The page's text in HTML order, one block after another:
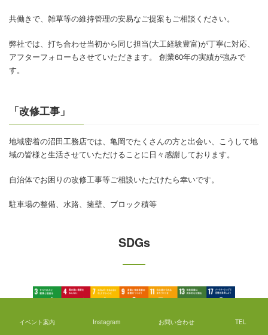
共働きで、雑草等の維持管理の安易なご提案もご相談ください。
弊社では、打ち合わせ当初から同じ担当(大工経験豊富)が丁寧に対応、
アフターフォローもさせていただきます。 創業60年の実績が強みで
す。
「改修工事」
地域密着の沼田工務店では、亀岡でたくさんの方と出会い、こうして地
域の皆様と生活させていただけることに日々感謝しております。
自治体でお困りの改修工事等ご相談いただけたら幸いです。
駐車場の整備、水路、擁壁、ブロック積等
SDGs
イベント案内 Instagram お問い合わせ TEL